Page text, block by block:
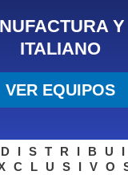
ITALIANO
VER EQUIPOS